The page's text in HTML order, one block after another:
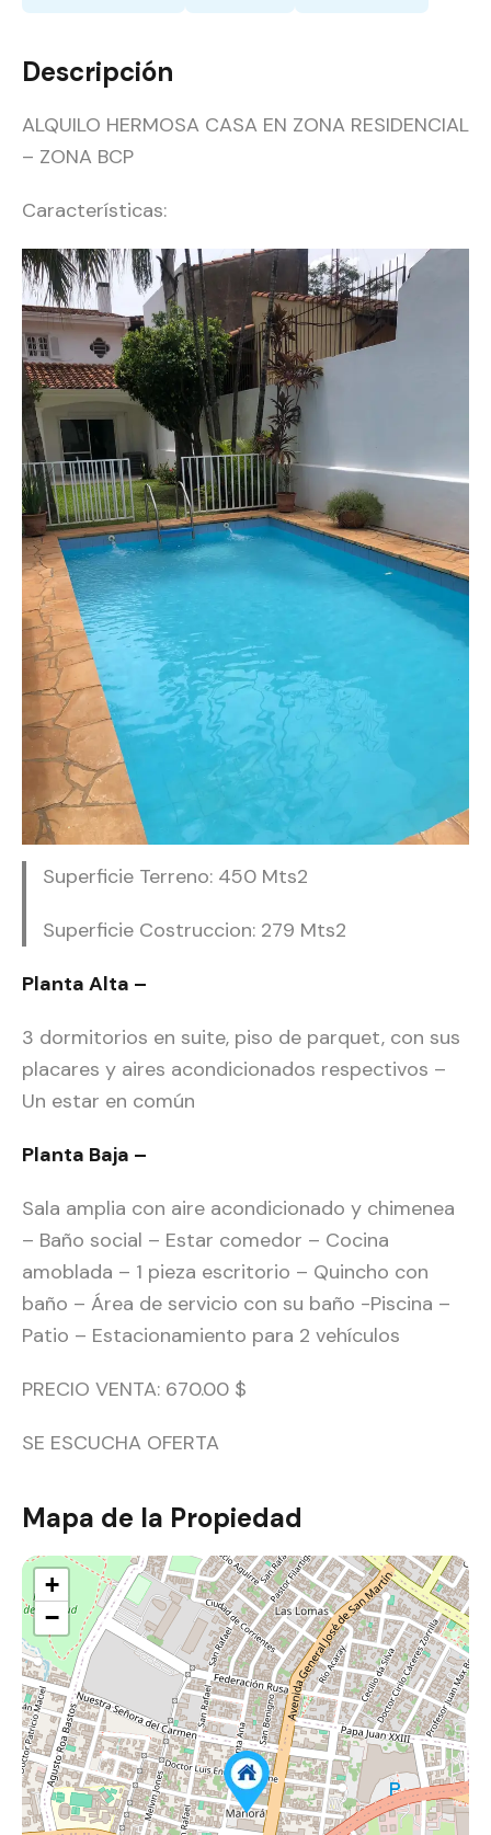
Descripción
ALQUILO HERMOSA CASA EN ZONA RESIDENCIAL
– ZONA BCP
Características:
Superficie Terreno: 450 Mts2
Superficie Costruccion: 279 Mts2
Planta Alta –
3 dormitorios en suite, piso de parquet, con sus
placares y aires acondicionados respectivos –
Un estar en común
Planta Baja –
Sala amplia con aire acondicionado y chimenea
– Baño social – Estar comedor – Cocina
amoblada – 1 pieza escritorio – Quincho con
baño – Área de servicio con su baño -Piscina –
Patio – Estacionamiento para 2 vehículos
PRECIO VENTA: 670.00 $
SE ESCUCHA OFERTA
Mapa de la Propiedad
+
−